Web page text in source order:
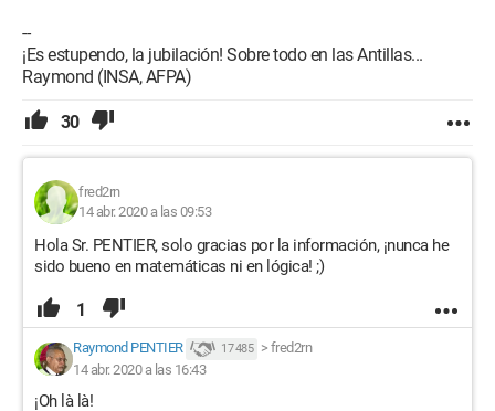
--
¡Es estupendo, la jubilación! Sobre todo en las Antillas...
Raymond (INSA, AFPA)
30
fred2rn
14 abr. 2020 a las 09:53
Hola Sr. PENTIER, solo gracias por la información, ¡nunca he
sido bueno en matemáticas ni en lógica! ;)
1
Raymond PENTIER 17 485 > fred2rn
14 abr. 2020 a las 16:43
¡Oh là là!